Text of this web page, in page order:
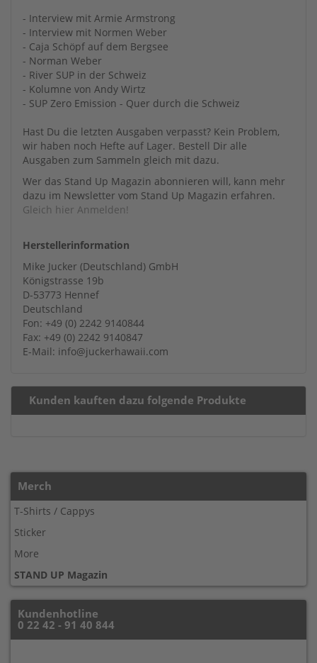
- Interview mit Armie Armstrong
- Interview mit Normen Weber
- Caja Schöpf auf dem Bergsee
- Norman Weber
- River SUP in der Schweiz
- Kolumne von Andy Wirtz
- SUP Zero Emission - Quer durch die Schweiz
Hast Du die letzten Ausgaben verpasst? Kein Problem,
wir haben noch Hefte auf Lager. Bestell Dir alle
Ausgaben zum Sammeln gleich mit dazu.
Wer das Stand Up Magazin abonnieren will, kann mehr
dazu im Newsletter vom Stand Up Magazin erfahren.
Gleich hier Anmelden!
Herstellerinformation
Mike Jucker (Deutschland) GmbH
Königstrasse 19b
D-53773 Hennef
Deutschland
Fon: +49 (0) 2242 9140844
Fax: +49 (0) 2242 9140847
E-Mail: info@juckerhawaii.com
Kunden kauften dazu folgende Produkte
Merch
T-Shirts / Cappys
Sticker
More
STAND UP Magazin
Kundenhotline
0 22 42 - 91 40 844